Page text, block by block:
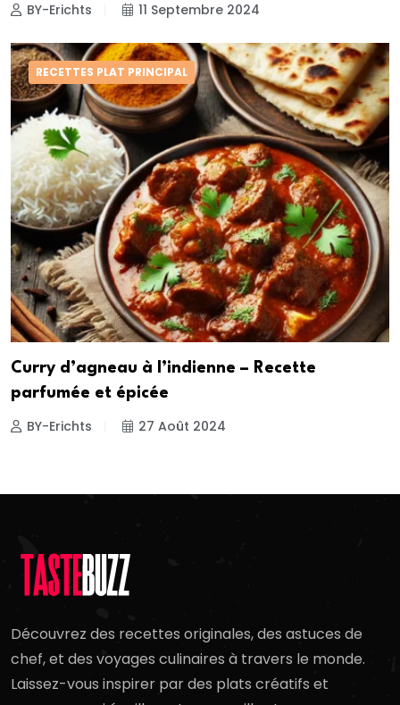
BY-Erichts 11 Septembre 2024
RECETTES PLAT PRINCIPAL
Curry d’agneau à l’indienne – Recette
parfumée et épicée
BY-Erichts 27 Août 2024
Découvrez des recettes originales, des astuces de
chef, et des voyages culinaires à travers le monde.
Laissez-vous inspirer par des plats créatifs et